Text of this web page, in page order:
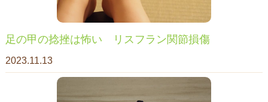
足の甲の捻挫は怖い リスフラン関節損傷
2023.11.13